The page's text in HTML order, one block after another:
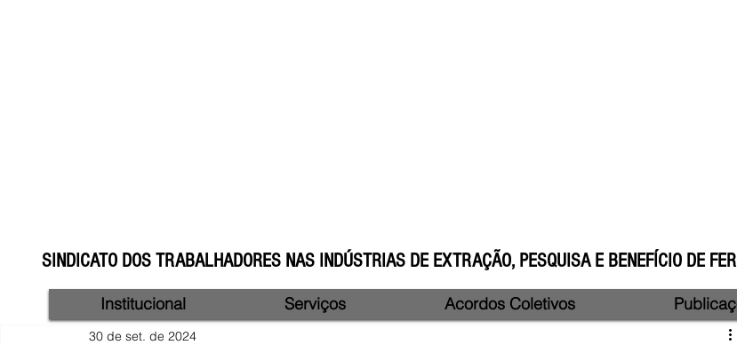
SINDICATO DOS TRABALHADORES NAS INDÚSTRIAS DE EXTRAÇÃO, PESQUISA E BENEFÍCIO DE
30 de set. de 2024
Institucional Serviços Acordos Coletivos